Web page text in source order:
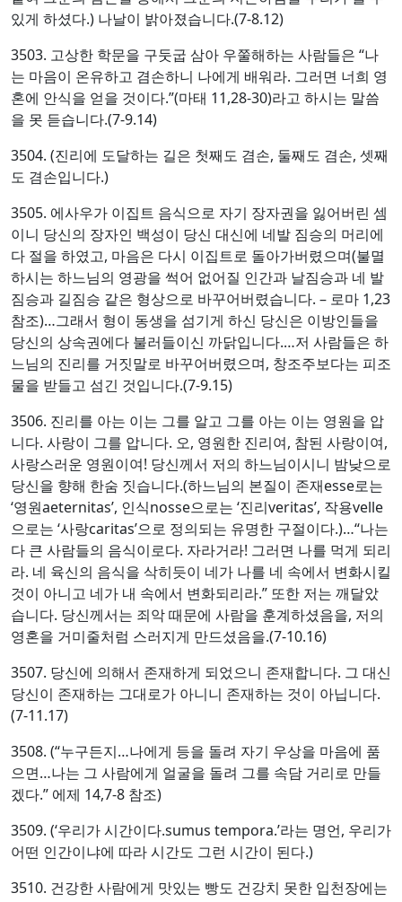
있게 하셨다.) 나날이 밝아졌습니다.(7-8.12)
3503. 고상한 학문을 구둣굽 삼아 우쭐해하는 사람들은 “나
는 마음이 온유하고 겸손하니 나에게 배워라. 그러면 너희 영
혼에 안식을 얻을 것이다.”(마태 11,28-30)라고 하시는 말씀
을 못 듣습니다.(7-9.14)
3504. (진리에 도달하는 길은 첫째도 겸손, 둘째도 겸손, 셋째
도 겸손입니다.)
3505. 에사우가 이집트 음식으로 자기 장자권을 잃어버린 셈
이니 당신의 장자인 백성이 당신 대신에 네발 짐승의 머리에
다 절을 하였고, 마음은 다시 이집트로 돌아가버렸으며(불멸
하시는 하느님의 영광을 썩어 없어질 인간과 날짐승과 네 발
짐승과 길짐승 같은 형상으로 바꾸어버렸습니다. – 로마 1,23
참조)…그래서 형이 동생을 섬기게 하신 당신은 이방인들을
당신의 상속권에다 불러들이신 까닭입니다.…저 사람들은 하
느님의 진리를 거짓말로 바꾸어버렸으며, 창조주보다는 피조
물을 받들고 섬긴 것입니다.(7-9.15)
3506. 진리를 아는 이는 그를 알고 그를 아는 이는 영원을 압
니다. 사랑이 그를 압니다. 오, 영원한 진리여, 참된 사랑이여,
사랑스러운 영원이여! 당신께서 저의 하느님이시니 밤낮으로
당신을 향해 한숨 짓습니다.(하느님의 본질이 존재esse로는
‘영원aeternitas’, 인식nosse으로는 ‘진리veritas’, 작용velle
으로는 ‘사랑caritas’으로 정의되는 유명한 구절이다.)…“나는
다 큰 사람들의 음식이로다. 자라거라! 그러면 나를 먹게 되리
라. 네 육신의 음식을 삭히듯이 네가 나를 네 속에서 변화시킬
것이 아니고 네가 내 속에서 변화되리라.” 또한 저는 깨달았
습니다. 당신께서는 죄악 때문에 사람을 훈계하셨음을, 저의
영혼을 거미줄처럼 스러지게 만드셨음을.(7-10.16)
3507. 당신에 의해서 존재하게 되었으니 존재합니다. 그 대신
당신이 존재하는 그대로가 아니니 존재하는 것이 아닙니다.
(7-11.17)
3508. (“누구든지…나에게 등을 돌려 자기 우상을 마음에 품
으면…나는 그 사람에게 얼굴을 돌려 그를 속담 거리로 만들
겠다.” 에제 14,7-8 참조)
3509. (‘우리가 시간이다.sumus tempora.’라는 명언, 우리가
어떤 인간이냐에 따라 시간도 그런 시간이 된다.)
3510. 건강한 사람에게 맛있는 빵도 건강치 못한 입천장에는